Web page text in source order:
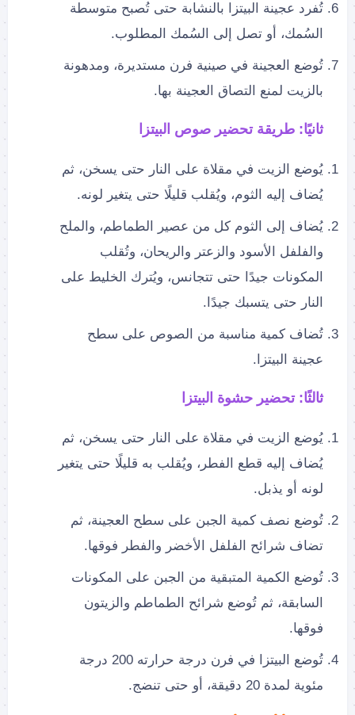
تُفرد عجينة البيتزا بالنشابة حتى تُصبح متوسطة
السُمك، أو تصل إلى السُمك المطلوب.
تُوضع العجينة في صينية فرن مستديرة، ومدهونة
بالزيت لمنع التصاق العجينة بها.
ثانيًا: طريقة تحضير صوص البيتزا
يُوضع الزيت في مقلاة على النار حتى يسخن، ثم
يُضاف إليه الثوم، ويُقلب قليلًا حتى يتغير لونه.
يُضاف إلى الثوم كل من عصير الطماطم، والملح
والفلفل الأسود والزعتر والريحان، وتُقلب
المكونات جيدًا حتى تتجانس، ويُترك الخليط على
النار حتى يتسبك جيدًا.
تُضاف كمية مناسبة من الصوص على سطح
عجينة البيتزا.
ثالثًا: تحضير حشوة البيتزا
يُوضع الزيت في مقلاة على النار حتى يسخن، ثم
يُضاف إليه قطع الفطر، ويُقلب به قليلًا حتى يتغير
لونه أو يذبل.
تُوضع نصف كمية الجبن على سطح العجينة، ثم
تضاف شرائح الفلفل الأخضر والفطر فوقها.
تُوضع الكمية المتبقية من الجبن على المكونات
السابقة، ثم تُوضع شرائح الطماطم والزيتون
فوقها.
تُوضع البيتزا في فرن درجة حرارته 200 درجة
مئوية لمدة 20 دقيقة، أو حتى تنضج.